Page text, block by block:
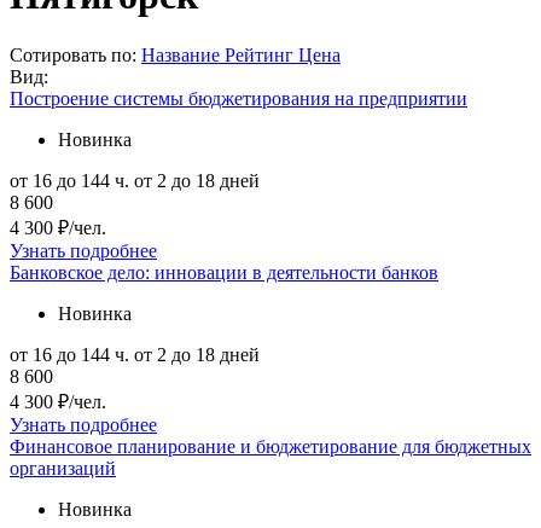
Сотировать по: Название Рейтинг Цена
Вид:
Построение системы бюджетирования на предприятии
Новинка
от 16 до 144 ч. от 2 до 18 дней
8 600
4 300 ₽/чел.
Узнать подробнее
Банковское дело: инновации в деятельности банков
Новинка
от 16 до 144 ч. от 2 до 18 дней
8 600
4 300 ₽/чел.
Узнать подробнее
Финансовое планирование и бюджетирование для бюджетных
организаций
Новинка